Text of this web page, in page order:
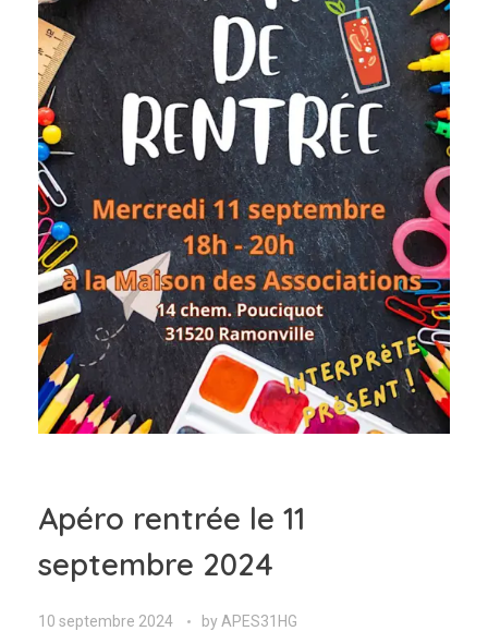
Apéro rentrée le 11
septembre 2024
10 septembre 2024 by APES31HG